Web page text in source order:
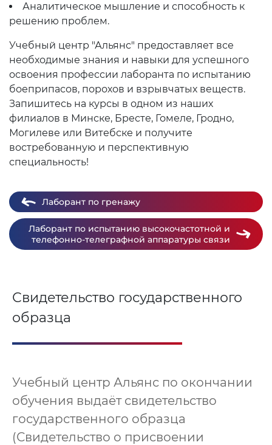
Аналитическое мышление и способность к
решению проблем.
Учебный центр "Альянс" предоставляет все
необходимые знания и навыки для успешного
освоения профессии лаборанта по испытанию
боеприпасов, порохов и взрывчатых веществ.
Запишитесь на курсы в одном из наших
филиалов в Минске, Бресте, Гомеле, Гродно,
Могилеве или Витебске и получите
востребованную и перспективную
специальность!
Лаборант по гренажу
Лаборант по испытанию высокочастотной и
телефонно-телеграфной аппаратуры связи
Свидетельство государственного
образца
Учебный центр Альянс по окончании
обучения выдаёт свидетельство
государственного образца
(Свидетельство о присвоении